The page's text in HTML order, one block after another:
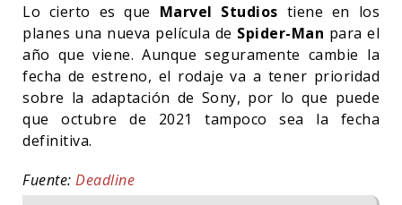
Lo cierto es que Marvel Studios tiene en los
planes una nueva película de Spider-Man para el
año que viene. Aunque seguramente cambie la
fecha de estreno, el rodaje va a tener prioridad
sobre la adaptación de Sony, por lo que puede
que octubre de 2021 tampoco sea la fecha
definitiva.
Fuente: Deadline